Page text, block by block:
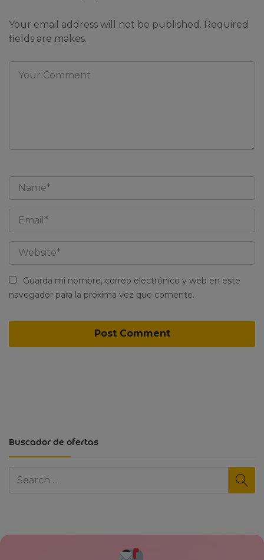
Buscador de ofertas
Your email address will not be published. Required
fields are makes.
Guarda mi nombre, correo electrónico y web en este
navegador para la próxima vez que comente.